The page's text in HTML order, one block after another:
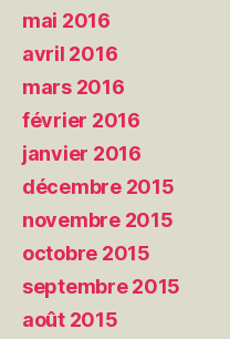
mai 2016
avril 2016
mars 2016
février 2016
janvier 2016
décembre 2015
novembre 2015
octobre 2015
septembre 2015
août 2015